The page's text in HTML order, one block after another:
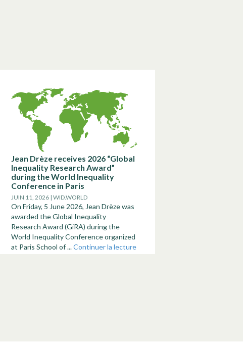
Jean Drèze receives 2026 “Global
Inequality Research Award”
during the World Inequality
Conference in Paris
JUIN 11, 2026 | WID.WORLD
On Friday, 5 June 2026, Jean Drèze was
awarded the Global Inequality
Research Award (GiRA) during the
World Inequality Conference organized
at Paris School of ...Continuer la lecture